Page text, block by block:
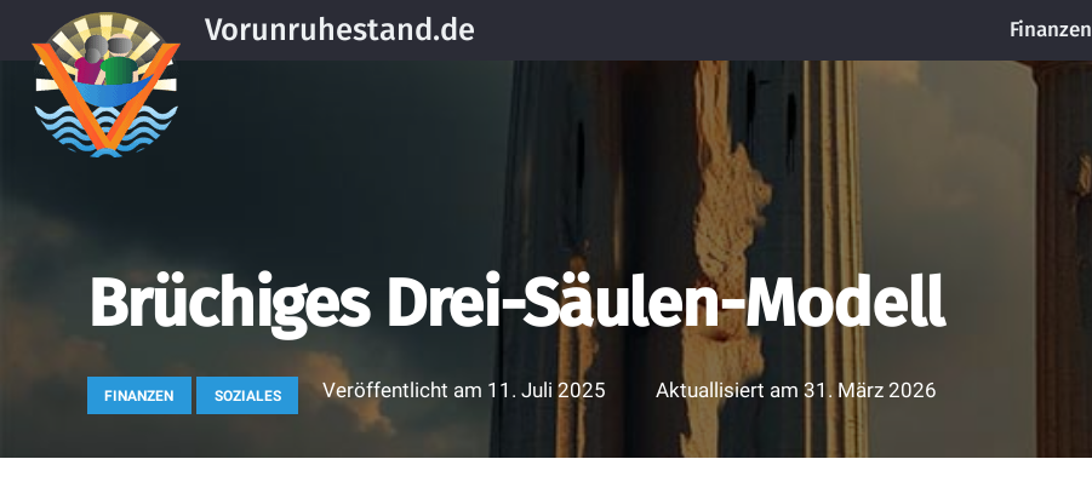
Vorunruhestand.de Finanzen
Brüchiges Drei-Säulen-Modell
FINANZEN SOZIALES Veröffentlicht am 11. Juli 2025 Aktuallisiert am 31. März 2026